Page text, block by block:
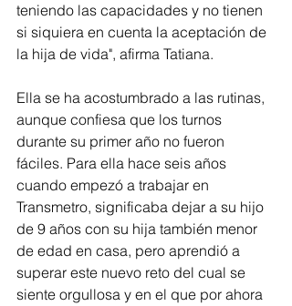
teniendo las capacidades y no tienen
si siquiera en cuenta la aceptación de
la hija de vida", afirma Tatiana.
Ella se ha acostumbrado a las rutinas,
aunque confiesa que los turnos
durante su primer año no fueron
fáciles. Para ella hace seis años
cuando empezó a trabajar en
Transmetro, significaba dejar a su hijo
de 9 años con su hija también menor
de edad en casa, pero aprendió a
superar este nuevo reto del cual se
siente orgullosa y en el que por ahora